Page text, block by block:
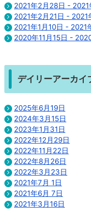
2021年2月28日 - 2021
2021年2月21日 - 2021
2021年1月10日 - 2021
2020年11月15日 -
デイリーアーカイ
2025年6月19日
2024年3月15日
2023年1月31日
2022年12月29日
2022年11月22日
2022年8月26日
2022年3月23日
2021年7月 1日
2021年6月 7日
2021年3月16日